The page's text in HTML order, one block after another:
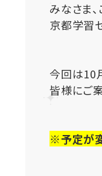
みなさま、
京都学習
今回は10
皆様にご
※予定が